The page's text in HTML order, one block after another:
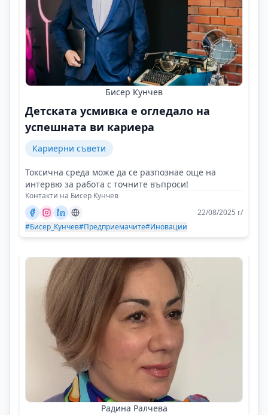
Бисер Кунчев
Детската усмивка е огледало на
успешната ви кариера
Кариерни съвети
Токсична среда може да се разпознае още на
интервю за работа с точните въпроси!
Контакти на Бисер Кунчев
22/08/2025 г/
#Бисер_Кунчев#Предприемачите#Иновации
Радина Ралчева